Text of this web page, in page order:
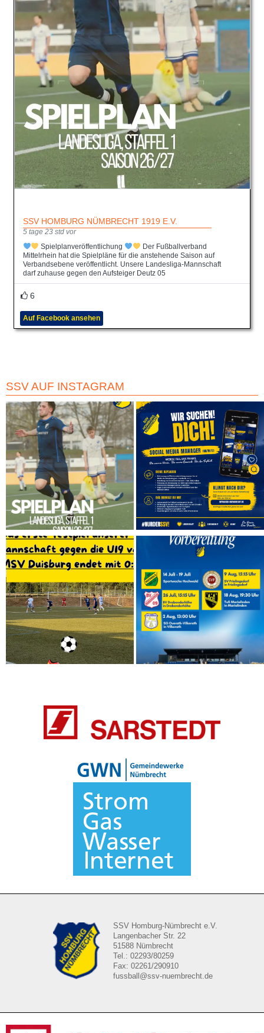
SSV HOMBURG NÜMBRECHT 1919 E.V.
5 tage 23 std vor
Spielplanveröffentlichung
Der Fußballverband
Mittelrhein hat die Spielpläne für die anstehende Saison auf
Verbandsebene veröffentlicht. Unsere Landesliga-Mannschaft
darf zuhause gegen den Aufsteiger Deutz 05
6
Auf Facebook ansehen
SSV AUF INSTAGRAM
SSV Homburg-Nümbrecht e.V.
Langenbacher Str. 22
51588 Nümbrecht
Tel.: 02293/80259
Fax: 02261/290910
fussball@ssv-nuembrecht.de